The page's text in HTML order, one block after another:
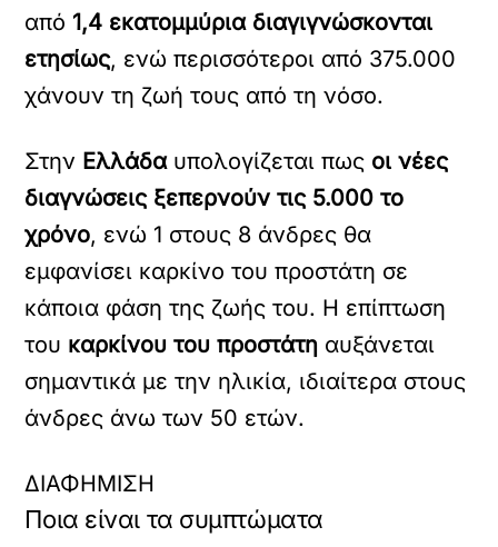
από 1,4 εκατομμύρια διαγιγνώσκονται
ετησίως, ενώ περισσότεροι από 375.000
χάνουν τη ζωή τους από τη νόσο.
Στην Ελλάδα υπολογίζεται πως οι νέες
διαγνώσεις ξεπερνούν τις 5.000 το
χρόνο, ενώ 1 στους 8 άνδρες θα
εμφανίσει καρκίνο του προστάτη σε
κάποια φάση της ζωής του. Η επίπτωση
του καρκίνου του προστάτη αυξάνεται
σημαντικά με την ηλικία, ιδιαίτερα στους
άνδρες άνω των 50 ετών.
ΔΙΑΦΗΜΙΣΗ
Ποια είναι τα συμπτώματα